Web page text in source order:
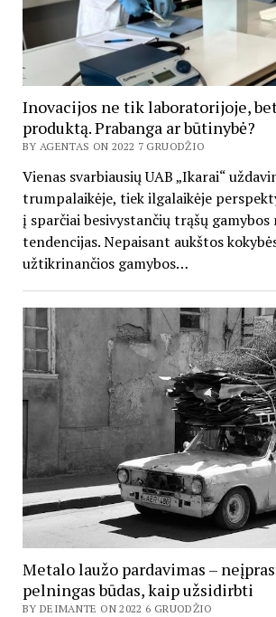
Inovacijos ne tik laboratorijoje,
produktą. Prabanga ar būtinybė?
BY AGENTAS ON 2022 7 GRUODŽIO
Vienas svarbiausių UAB „Ikarai“
trumpalaikėje, tiek ilgalaikėje
į sparčiai besivystančių trąšų gamybos
tendencijas. Nepaisant aukštos
užtikrinančios gamybos…
Metalo laužo pardavimas –
pelningas būdas, kaip užsidirbti
BY DEIMANTE ON 2022 6 GRUODŽIO